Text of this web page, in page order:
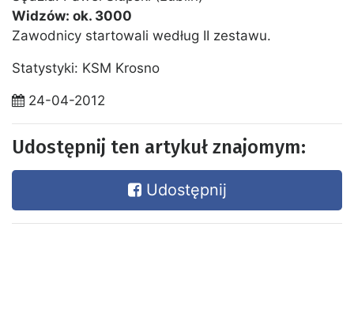
Widzów: ok. 3000
Zawodnicy startowali według II zestawu.
Statystyki: KSM Krosno
24-04-2012
Udostępnij ten artykuł znajomym:
Udostępnij